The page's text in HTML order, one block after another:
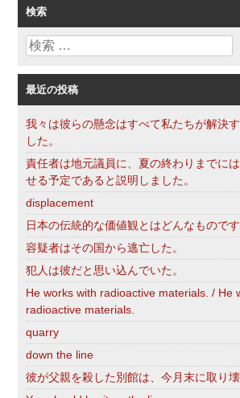
ゴ
リ
ー
検索
検
最近の投稿
我々は彼らの懸念はすべて私たちが解決
した。
責任者は地元議員に、夏の終わりまでに
せる予定であると説明しました。
displacement
日本の伝統的な価値観とはどんなもので
容疑者はその国から逃亡した。
犯人は彼だと思い込んでいた。
He works with radioactive materials. / He
radioactive materials.
quarry
down the line
彼が父親を殺した別館は、今月末に取り壊